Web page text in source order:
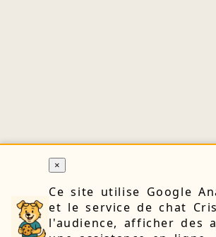
×
Ce site utilise Google
et le service de chat
l'audience, afficher des